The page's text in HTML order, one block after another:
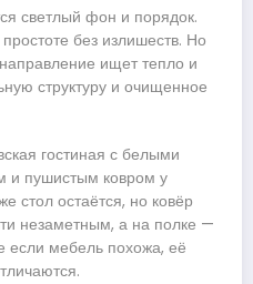
светлый фон и порядок.
без излишеств. Но
ищет тепло и
структуру и очищенное
гостиная с белыми
и пушистым ковром у
стол остаётся, но ковёр
незаметным, а на полке —
мебель похожа, её